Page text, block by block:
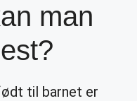
man
til barnet er